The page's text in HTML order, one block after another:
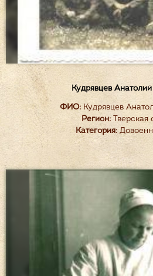
Кудрявцев
ФИО: Кудрявцев
Регион:Тверская
Категория: